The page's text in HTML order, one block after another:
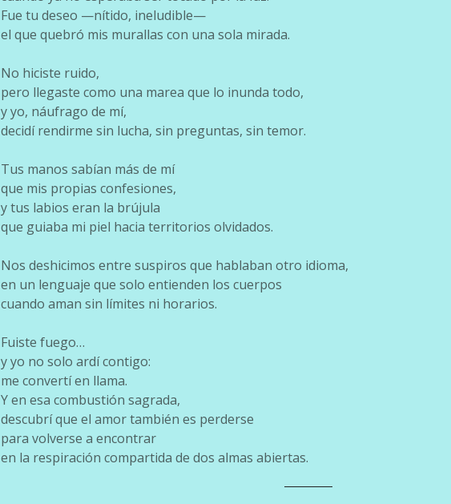
Fue tu deseo —nítido, ineludible—
el que quebró mis murallas con una sola mirada.
No hiciste ruido,
pero llegaste como una marea que lo inunda todo,
y yo, náufrago de mí,
decidí rendirme sin lucha, sin preguntas, sin temor.
Tus manos sabían más de mí
que mis propias confesiones,
y tus labios eran la brújula
que guiaba mi piel hacia territorios olvidados.
Nos deshicimos entre suspiros que hablaban otro idioma,
en un lenguaje que solo entienden los cuerpos
cuando aman sin límites ni horarios.
Fuiste fuego…
y yo no solo ardí contigo:
me convertí en llama.
Y en esa combustión sagrada,
descubrí que el amor también es perderse
para volverse a encontrar
en la respiración compartida de dos almas abiertas.